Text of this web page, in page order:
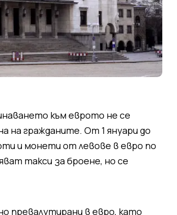
към еврото не се
на гражданите. От 1 януари до
и монети от левове в евро по
такси за броене, но се
превалутирани в евро, като